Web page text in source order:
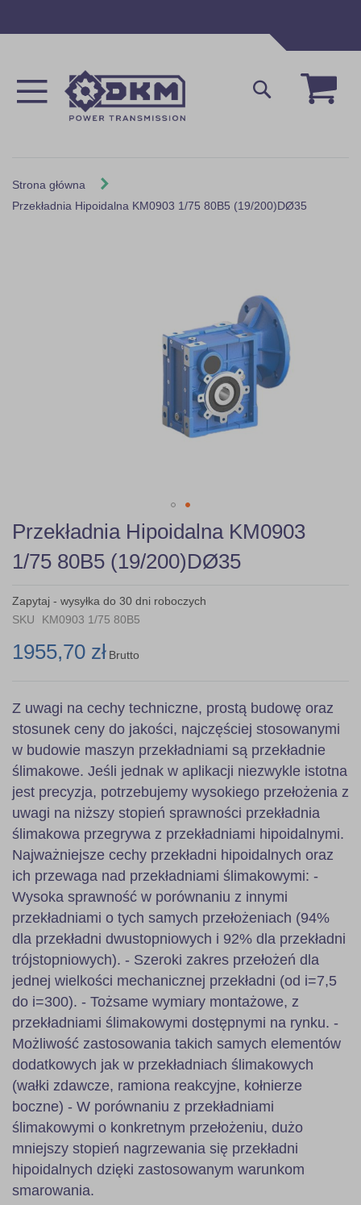
Mój
Szukaj
Strona główna
Przekładnia Hipoidalna KM0903 1/75 80B5 (19/200)DØ35
Skip
to
the
beginning
the
images
Przekładnia Hipoidalna KM0903
1/75 80B5 (19/200)DØ35
Zapytaj - wysyłka do 30 dni roboczych
SKU
KM0903 1/75 80B5
1955,70 zł Brutto
Z uwagi na cechy techniczne, prostą budowę oraz
stosunek ceny do jakości, najczęściej stosowanymi
w budowie maszyn przekładniami są przekładnie
ślimakowe. Jeśli jednak w aplikacji niezwykle istotna
jest precyzja, potrzebujemy wysokiego przełożenia z
uwagi na niższy stopień sprawności przekładnia
ślimakowa przegrywa z przekładniami hipoidalnymi.
Najważniejsze cechy przekładni hipoidalnych oraz
ich przewaga nad przekładniami ślimakowymi: -
Wysoka sprawność w porównaniu z innymi
przekładniami o tych samych przełożeniach (94%
dla przekładni dwustopniowych i 92% dla przekładni
trójstopniowych). - Szeroki zakres przełożeń dla
jednej wielkości mechanicznej przekładni (od i=7,5
do i=300). - Tożsame wymiary montażowe, z
przekładniami ślimakowymi dostępnymi na rynku. -
Możliwość zastosowania takich samych elementów
dodatkowych jak w przekładniach ślimakowych
(wałki zdawcze, ramiona reakcyjne, kołnierze
boczne) - W porównaniu z przekładniami
ślimakowymi o konkretnym przełożeniu, dużo
mniejszy stopień nagrzewania się przekładni
hipoidalnych dzięki zastosowanym warunkom
smarowania.